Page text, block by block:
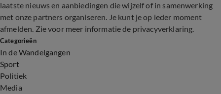
laatste nieuws en aanbiedingen die wijzelf of in samenwerking
met onze partners organiseren. Je kunt je op ieder moment
afmelden. Zie voor meer informatie de privacyverklaring.
Categorieën
In de Wandelgangen
Sport
Politiek
Media